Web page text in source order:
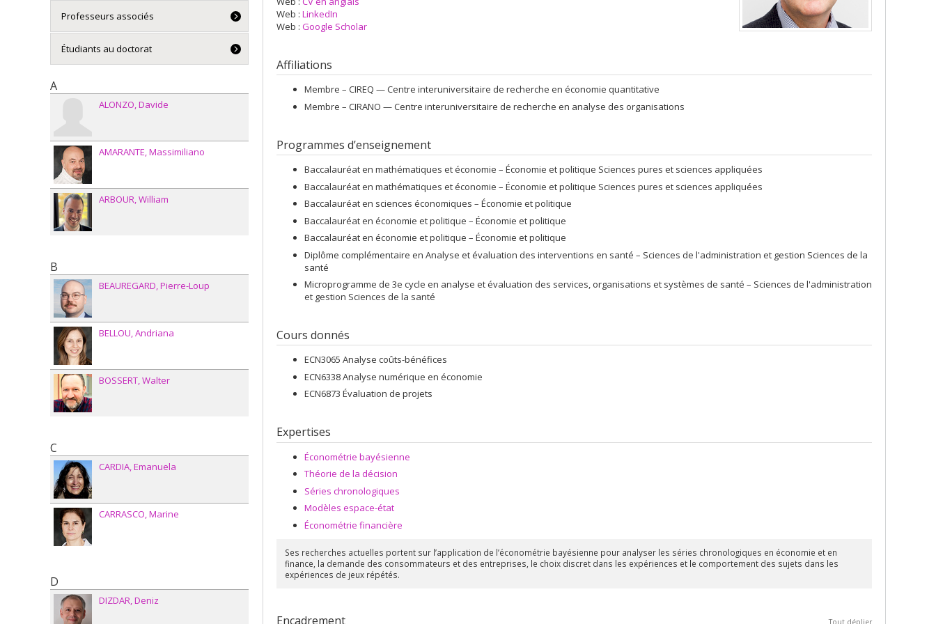
Web : LinkedIn
Web : Google Scholar
Affiliations
Membre – CIREQ — Centre interuniversitaire de recherche en économie quantitative
Membre – CIRANO — Centre interuniversitaire de recherche en analyse des organisations
Programmes d’enseignement
Baccalauréat en mathématiques et économie – Économie et politique Sciences pures et sciences appliquées
Baccalauréat en mathématiques et économie – Économie et politique Sciences pures et sciences appliquées
Baccalauréat en sciences économiques – Économie et politique
Baccalauréat en économie et politique – Économie et politique
Baccalauréat en économie et politique – Économie et politique
Diplôme complémentaire en Analyse et évaluation des interventions en santé – Sciences de l'administration et gestion Sciences de la
santé
Microprogramme de 3e cycle en analyse et évaluation des services, organisations et systèmes de santé – Sciences de l'administration
et gestion Sciences de la santé
Cours donnés
ECN3065 Analyse coûts-bénéfices
ECN6338 Analyse numérique en économie
ECN6873 Évaluation de projets
Expertises
Économétrie bayésienne
Théorie de la décision
Séries chronologiques
Modèles espace-état
Économétrie financière
Ses recherches actuelles portent sur l’application de l’économétrie bayésienne pour analyser les séries chronologiques en économie et en
finance, la demande des consommateurs et des entreprises, le choix discret dans les expériences et le comportement des sujets dans les
expériences de jeux répétés.
Encadrement Tout déplier
Professeurs associés
Étudiants au doctorat
A
ALONZO Davide
AMARANTE Massimiliano
ARBOUR William
B
BEAUREGARD Pierre-Loup
BELLOU Andriana
BOSSERT Walter
C
CARDIA Emanuela
CARRASCO Marine
D
DIZDAR Deniz